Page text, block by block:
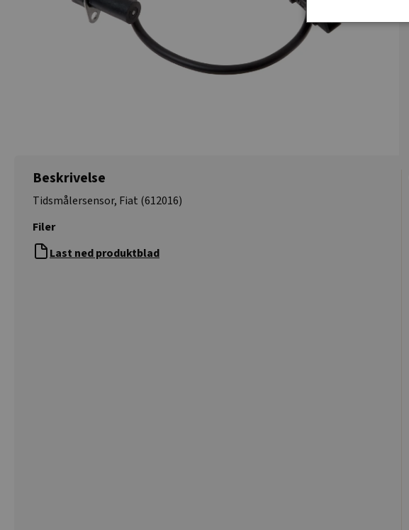
Beskrivelse
Tidsmålersensor, Fiat (612016)
Filer
Last ned produktblad